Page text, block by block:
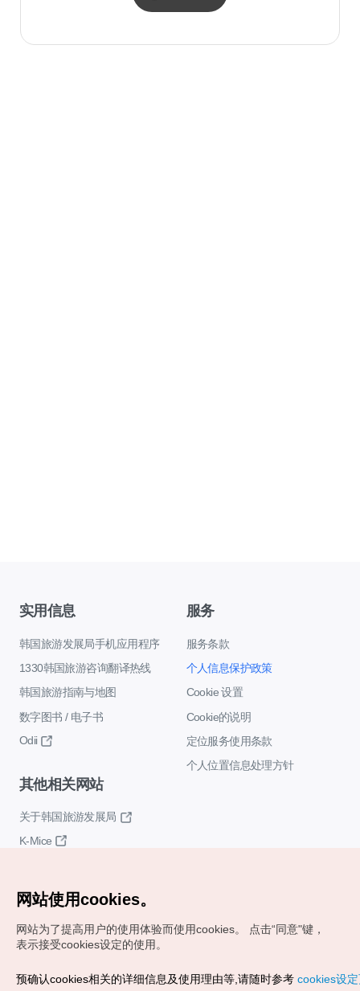
实用信息
韩国旅游发展局手机应用程序
1330韩国旅游咨询翻译热线
韩国旅游指南与地图
数字图书 / 电子书
Odii
服务
服务条款
个人信息保护政策
Cookie 设置
Cookie的说明
定位服务使用条款
个人位置信息处理方针
其他相关网站
关于韩国旅游发展局
K-Mice
Copyrights (c) 韩国旅游发展局版权所有
网站使用cookies。
网站为了提高用户的使用体验而使用cookies。
点击“同意"键，
表示接受cookies设定的使用。
预确认cookies相关的详细信息及使用理由等,请随时参考 cookies设